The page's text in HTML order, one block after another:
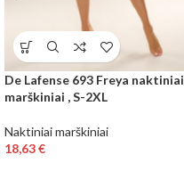
De Lafense 693 Freya naktiniai
marškiniai , S-2XL
Naktiniai marškiniai
18,63€